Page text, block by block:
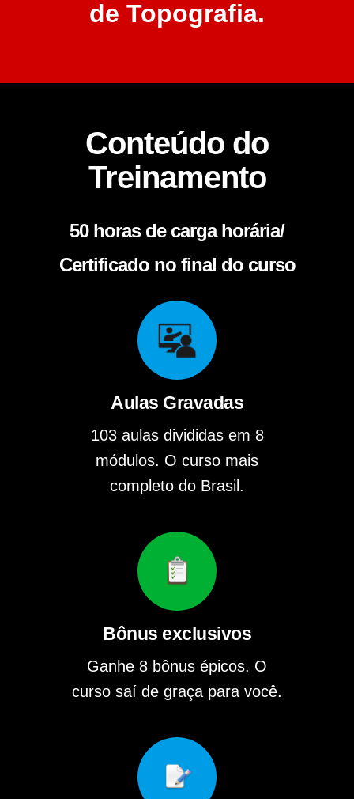
de Topografia.
Conteúdo do
Treinamento
50 horas de carga horária/
Certificado no final do curso
Aulas Gravadas
103 aulas divididas em 8
módulos. O curso mais
completo do Brasil.
Bônus exclusivos
Ganhe 8 bônus épicos. O
curso saí de graça para você.